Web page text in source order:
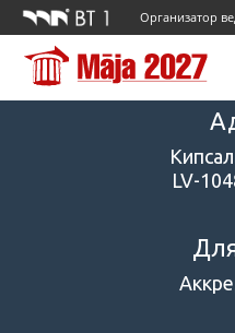
Организатор
LV-